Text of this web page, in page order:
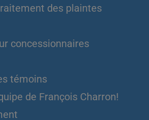
des plaintes
concessionnaires
témoins
de François Charron!